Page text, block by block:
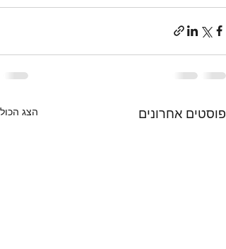
פוסטים אחרונים הצג הכול